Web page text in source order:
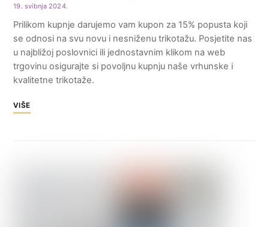
19. svibnja 2024.
Prilikom kupnje darujemo vam kupon za 15% popusta koji
se odnosi na svu novu i nesniženu trikotažu. Posjetite nas
u najbližoj poslovnici ili jednostavnim klikom na web
trgovinu osigurajte si povoljnu kupnju naše vrhunske i
kvalitetne trikotaže.
VIŠE